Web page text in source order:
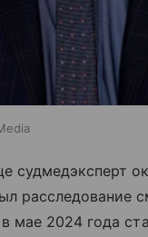
судмедэксперт
расследование
мае 2024 года